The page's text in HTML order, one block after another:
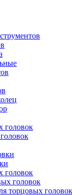
головок
головок
головок
торцовых головок